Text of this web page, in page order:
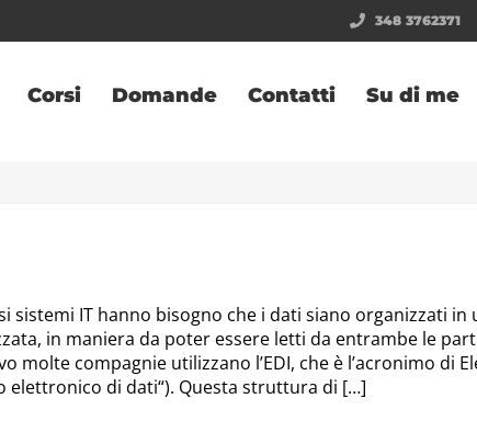
348 3762371
Corsi Domande Contatti Su di me
sistemi IT hanno bisogno che i dati siano organizzati in
in maniera da poter essere letti da entrambe le
molte compagnie utilizzano l’EDI, che è l’acronimo di
elettronico di dati“). Questa struttura di […]